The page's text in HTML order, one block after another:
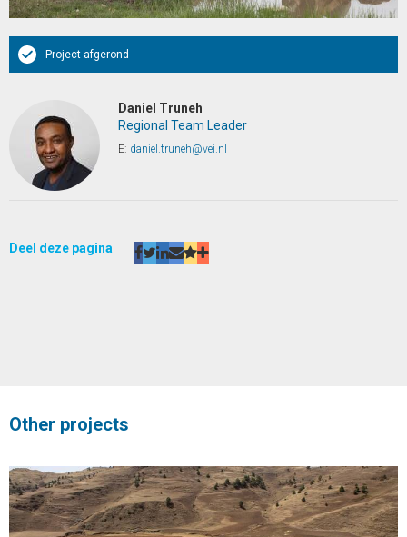
Project afgerond
Daniel Truneh
Regional Team Leader
E: daniel.truneh@vei.nl
Deel deze pagina
Other projects